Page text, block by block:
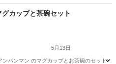
パンマン マグカップと茶碗セット
5月13日
パンマン のマグカップとお茶碗のセットで